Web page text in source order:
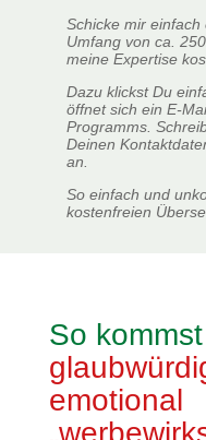
Schicke mir
Umfang von ca.
meine Expertise
Dazu klickst Du
öffnet sich ein E-
Programms.
Deinen
an.
So einfach und
kostenfreien
So
emotional